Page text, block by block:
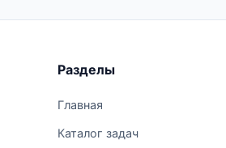
Разделы
Главная
Каталог задач